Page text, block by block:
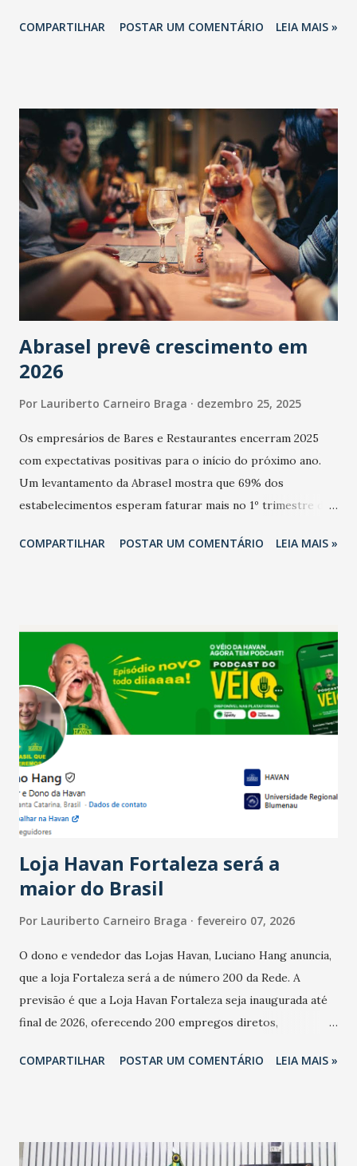
COMPARTILHAR POSTAR UM COMENTÁRIO LEIA MAIS »
Abrasel prevê crescimento em
2026
Por Lauriberto Carneiro Braga dezembro 25, 2025
Os empresários de Bares e Restaurantes encerram 2025
com expectativas positivas para o início do próximo ano.
Um levantamento da Abrasel mostra que 69% dos
estabelecimentos esperam faturar mais no 1º trimestre de
relação ao último trimestre deste ano, 56% também
confraternizações de fim de ano e pelo pagamento do 13º
Salário para um número maior de trabalhadores, já que o
país tem a menor taxa de desemprego dos anos recentes.
Ainda segundo a Pesquisa, em novembro de 2025, 40% dos
bares e restaurantes operaram com lucro e outros 40%
registraram equilíbrio financeiro. Já o percentual de
estabelecimentos no prejuízo ficou em 19%, pouco abaixo
do observado no mês anterior. Outros 1% não existiam em
novembro. Em relação a outubro, o faturamento também
cresceu. De acordo com a pesquisa, 44% dos n...
COMPARTILHAR POSTAR UM COMENTÁRIO LEIA MAIS »
Loja Havan Fortaleza será a
maior do Brasil
Por Lauriberto Carneiro Braga fevereiro 07, 2026
O dono e vendedor das Lojas Havan, Luciano Hang anuncia,
que a loja Fortaleza será a de número 200 da Rede. A
previsão é que a Loja Havan Fortaleza seja inaugurada até
final de 2026, oferecendo 200 empregos diretos,
Havan Fortaleza ainda não foi anunciada oficialmente, mas
COMPARTILHAR POSTAR UM COMENTÁRIO LEIA MAIS »